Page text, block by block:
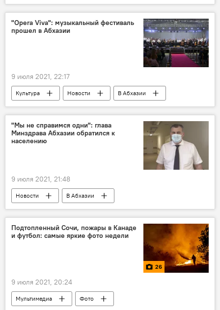
Ситуация с коронавирусом в Абхазии
"Opera Viva": музыкальный фестиваль
прошел в Абхазии
9 июля 2021, 22:17
Культура Новости В Абхазии
"Мы не справимся одни": глава
Минздрава Абхазии обратился к
населению
9 июля 2021, 21:48
Новости
В Абхазии
Ситуация с коронавирусом в Абхазии
Подтопленный Сочи, пожары в Канаде
и футбол: самые яркие фото недели
26
9 июля 2021, 20:24
Мультимедиа Фото